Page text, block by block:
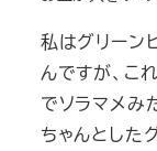
私はグリーン
んですが、こ
でソラマメみ
ちゃんとした